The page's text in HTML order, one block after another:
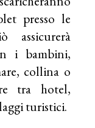
presso le
assicurerà
i bambini,
collina o
tra hotel,
turistici.